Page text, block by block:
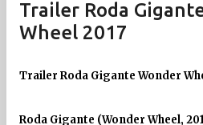
Trailer Roda
Wheel 2017
Trailer Roda Gigante Wonder
Roda Gigante (Wonder Wheel,